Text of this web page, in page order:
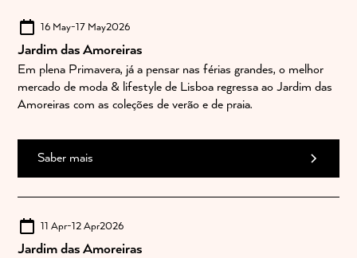
16 May-17 May2026
Jardim das Amoreiras
Em plena Primavera, já a pensar nas férias grandes, o melhor
mercado de moda & lifestyle de Lisboa regressa ao Jardim das
Amoreiras com as coleções de verão e de praia.
Saber mais
11 Apr-12 Apr2026
Jardim das Amoreiras